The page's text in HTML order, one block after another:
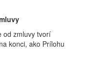
od zmluvy tvorí
konci, ako Prílohu